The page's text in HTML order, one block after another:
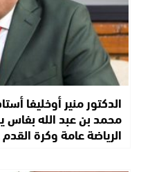
الدكتور منير أوخليفا
محمد بن عبد الله بفاس
الرياضة عامة وكرة